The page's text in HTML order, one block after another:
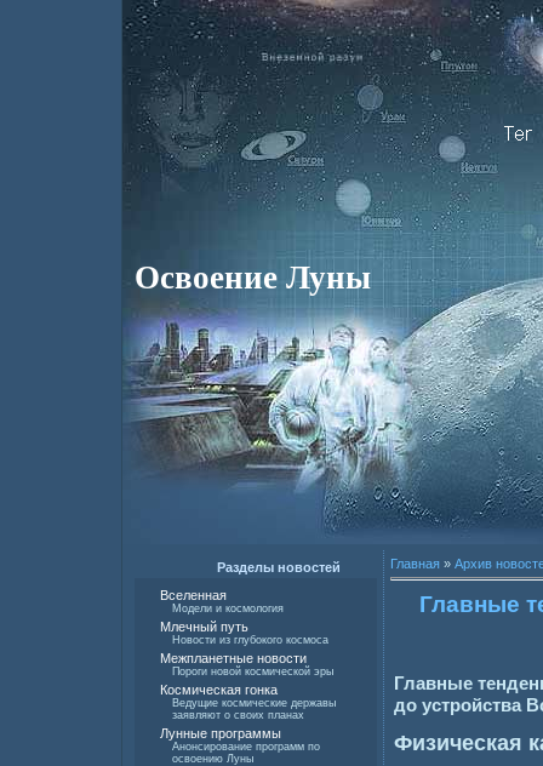
Освоение Луны
Разделы новостей
Вселенная
Модели и космология
Млечный путь
Новости из глубокого космоса
Межпланетные новости
Пороги новой космической эры
Космическая гонка
Ведущие космические державы
заявляют о своих планах
Лунные программы
Анонсирование программ по
освоению Луны
Главная » Архив
Главные
Главные
до устройства
Физическая